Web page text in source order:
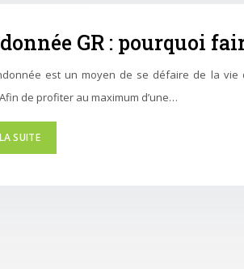
GR : pourquoi
est un moyen de se défaire de la vie
de profiter au maximum d’une…
SUITE